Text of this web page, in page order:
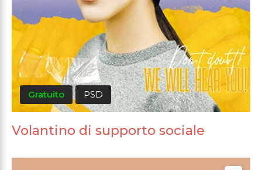
Gratuito PSD
Volantino di supporto sociale